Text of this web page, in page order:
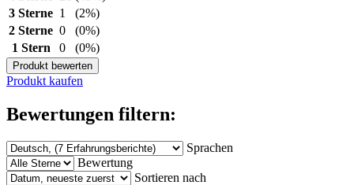
3 Sterne 1
(2%)
2 Sterne 0
(0%)
1 Stern
0 (0%)
Produkt bewerten
Produkt kaufen
Bewertungen filtern:
Sprachen
Bewertung
Sortieren nach